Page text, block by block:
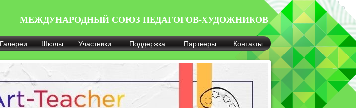
МЕЖДУНАРОДНЫЙ СОЮЗ ПЕДАГОГОВ-ХУДОЖНИКОВ
Галереи Школы Участники Поддержка Партнеры Контакты